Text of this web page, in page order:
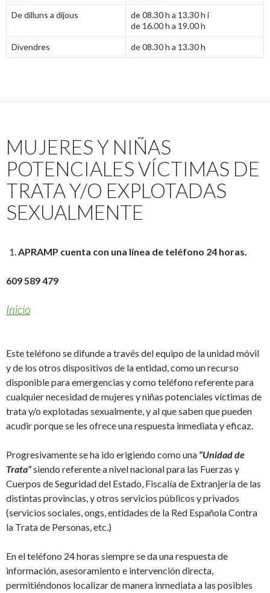
De dilluns a dijous
de 08.30 h a 13.30 h i
de 16.00 h a 19.00 h
Divendres de 08.30 h a 13.30 h
MUJERES Y NIÑAS
POTENCIALES VÍCTIMAS DE
TRATA Y/O EXPLOTADAS
SEXUALMENTE
APRAMP cuenta con una línea de teléfono 24 horas.
609 589 479
Inicio
Este teléfono se difunde a través del equipo de la unidad móvil
y de los otros dispositivos de la entidad, como un recurso
disponible para emergencias y como teléfono referente para
cualquier necesidad de mujeres y niñas potenciales víctimas de
trata y/o explotadas sexualmente, y al que saben que pueden
acudir porque se les ofrece una respuesta inmediata y eficaz.
Progresivamente se ha ido erigiendo como una “Unidad de
Trata”siendo referente a nivel nacional para las Fuerzas y
Cuerpos de Seguridad del Estado, Fiscalía de Extranjería de las
distintas provincias, y otros servicios públicos y privados
(servicios sociales, ongs, entidades de la Red Española Contra
la Trata de Personas, etc.)
En el teléfono 24 horas siempre se da una respuesta de
información, asesoramiento e intervención directa,
permitiéndonos localizar de manera inmediata a las posibles